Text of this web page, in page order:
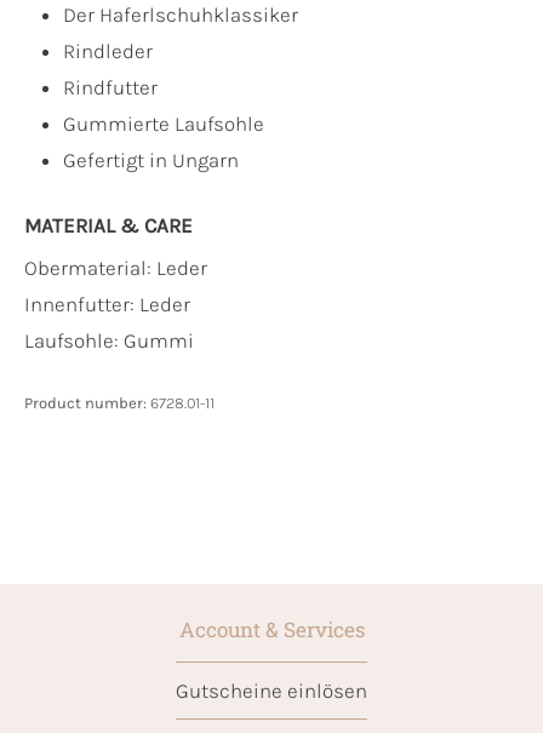
Der Haferlschuhklassiker
Rindleder
Rindfutter
Gummierte Laufsohle
Gefertigt in Ungarn
MATERIAL & CARE
Obermaterial: Leder
Innenfutter: Leder
Laufsohle: Gummi
Product number: 6728.01-11
Account & Services
Gutscheine einlösen